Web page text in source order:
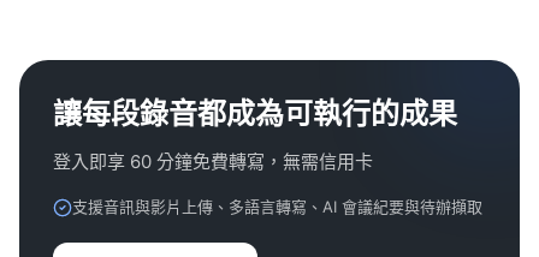
讓每段錄音都成為可執行的成果
登入即享 60 分鐘免費轉寫，無需信用卡
支援音訊與影片上傳、多語言轉寫、AI 會議紀要與待辦擷取